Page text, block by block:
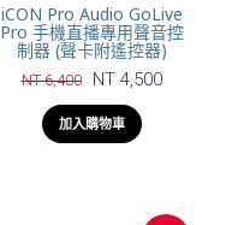
iCON Pro Audio GoLive
Pro 手機直播專用聲音控
制器 (聲卡附遙控器)
NT 6,400 NT 4,500
加入購物車